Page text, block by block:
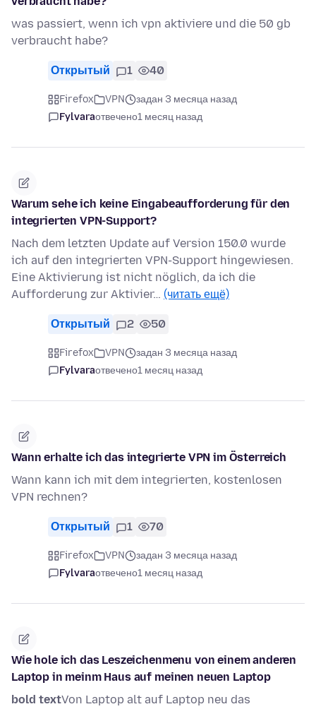
was passiert, wenn ich vpn aktiviere und die 50 gb
verbraucht habe?
Открытый 1 40
Firefox VPN
задан 3 месяца назад
Fylvaraотвечено1 месяц назад
Warum sehe ich keine Eingabeaufforderung für den
integrierten VPN-Support?
Nach dem letzten Update auf Version 150.0 wurde
ich auf den integrierten VPN-Support hingewiesen.
Eine Aktivierung ist nicht nöglich, da ich die
Aufforderung zur Aktivier… (читать ещё)
Открытый 2 50
Firefox VPN
задан 3 месяца назад
Fylvaraотвечено1 месяц назад
Wann erhalte ich das integrierte VPN im Österreich
Wann kann ich mit dem integrierten, kostenlosen
VPN rechnen?
Открытый 1 70
Firefox VPN
задан 3 месяца назад
Fylvaraотвечено1 месяц назад
Wie hole ich das Leszeichenmenu von einem anderen
Laptop in meinm Haus auf meinen neuen Laptop
bold textVon Laptop alt auf Laptop neu das